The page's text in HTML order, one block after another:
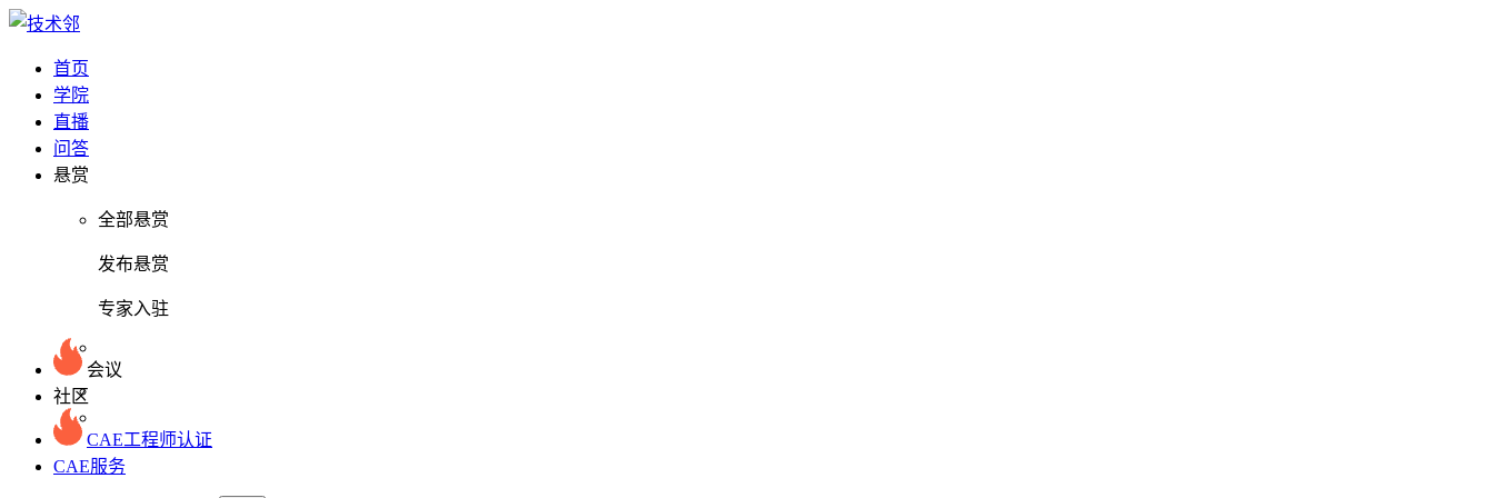
首页
学院
直播
问答
悬赏
全部悬赏
发布悬赏
专家入驻
会议
社区
CAE工程师认证
CAE服务